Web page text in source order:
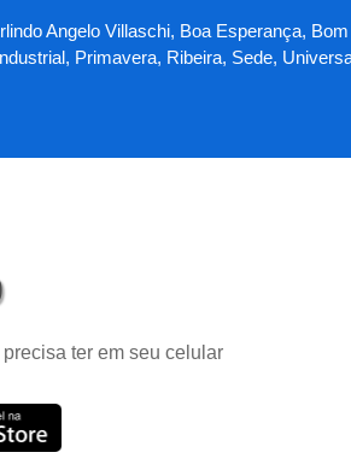
Angelo Villaschi, Boa Esperança,
Primavera, Ribeira, Sede,
ter em seu celular